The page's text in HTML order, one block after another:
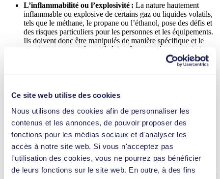
Ce site web utilise des cookies
Nous utilisons des cookies afin de personnaliser les
contenus et les annonces, de pouvoir proposer des
fonctions pour les médias sociaux et d'analyser les
accès à notre site web. Si vous n'acceptez pas
l'utilisation des cookies, vous ne pourrez pas bénéficier
de leurs fonctions sur le site web. En outre, à des fins
L’inflammabilité ou l’explosivité : La nature hautement
inflammable ou explosive de certains gaz ou liquides volatils,
tels que le méthane, le propane ou l’éthanol, pose des défis et
des risques particuliers pour les personnes et les équipements.
Ils doivent donc être manipulés de manière spécifique et le
plus haut niveau d’étanchéité doit être assuré pour minimiser
La sensibilité au cisaillement :Certains produits nécessitent
risque élevé d’être endommagés ou dégradés par les forces
peut poser un problème en particulier pour les liquides
contenant des cellules ou des organismes vivants, tels que des
bactéries ou des levures. Les matériaux synthétiques tels que
les solutions polymères utilisées dans le traitement de l’eau ou
la production de pétrole et de gaz peuvent également être
sensibles au cisaillement.
La température :Des températures de fluide particulièrement